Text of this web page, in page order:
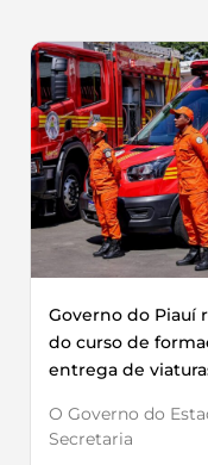
Governo do Piauí
do curso de
entrega de
O Governo do
Secretaria